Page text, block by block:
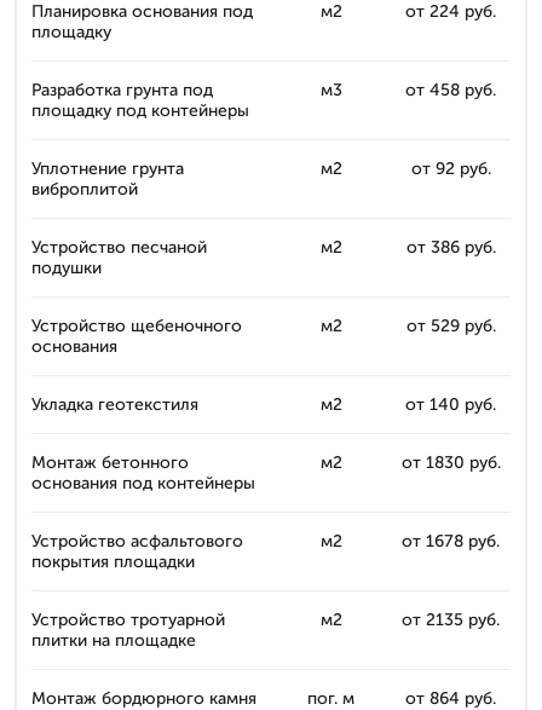
Планировка основания под
площадку
м2 от 224 руб.
Разработка грунта под
площадку под контейнеры
м3 от 458 руб.
Уплотнение грунта
виброплитой
м2 от 92 руб.
Устройство песчаной
подушки
м2 от 386 руб.
Устройство щебеночного
основания
м2 от 529 руб.
Укладка геотекстиля м2 от 140 руб.
Монтаж бетонного
основания под контейнеры
м2 от 1830 руб.
Устройство асфальтового
покрытия площадки
м2 от 1678 руб.
Устройство тротуарной
плитки на площадке
м2 от 2135 руб.
Монтаж бордюрного камня пог. м от 864 руб.